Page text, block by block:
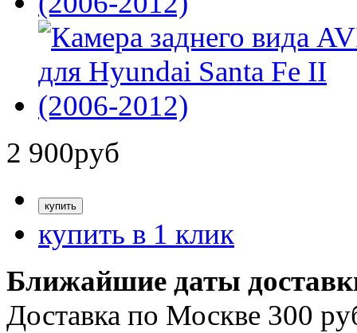
2 900руб
купить в 1 клик
Ближайшие даты
Доставка по Москве 300